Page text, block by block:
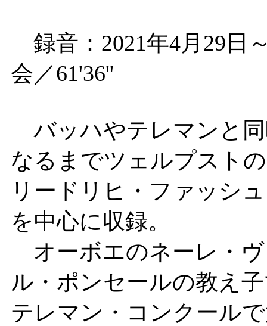
録音：2021年4月29日
会／61'36''
バッハやテレマンと同
なるまでツェルプスト
リードリヒ・ファッシ
を中心に収録。
オーボエのネーレ・ヴ
ル・ポンセールの教え
テレマン・コンクール